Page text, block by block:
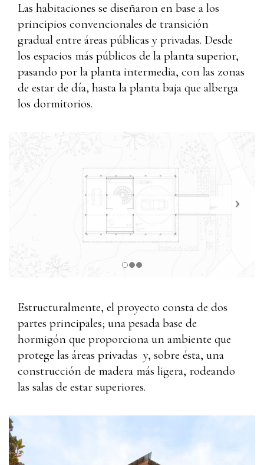
Las habitaciones se diseñaron en base a los
principios convencionales de transición
gradual entre áreas públicas y privadas. Desde
los espacios más públicos de la planta superior,
pasando por la planta intermedia, con las zonas
de estar de día, hasta la planta baja que alberga
los dormitorios.
Estructuralmente, el proyecto consta de dos
partes principales; una pesada base de
hormigón que proporciona un ambiente que
protege las áreas privadas y, sobre ésta, una
construcción de madera más ligera, rodeando
las salas de estar superiores.